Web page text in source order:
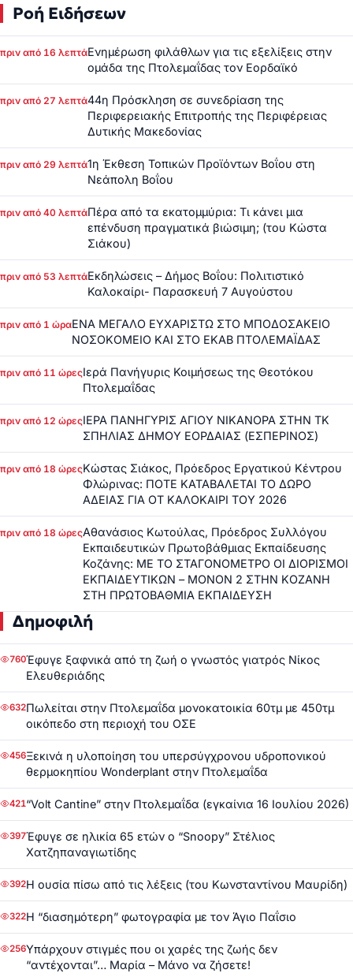
Ροή Ειδήσεων
πριν από 16 λεπτάΕνημέρωση φιλάθλων για τις εξελίξεις στην
ομάδα της Πτολεμαΐδας τον Εορδαϊκό
πριν από 27 λεπτά44η Πρόσκληση σε συνεδρίαση της
Περιφερειακής Επιτροπής της Περιφέρειας
Δυτικής Μακεδονίας
πριν από 29 λεπτά1η Έκθεση Τοπικών Προϊόντων Βοΐου στη
Νεάπολη Βοΐου
πριν από 40 λεπτάΠέρα από τα εκατομμύρια: Τι κάνει μια
επένδυση πραγματικά βιώσιμη; (του Κώστα
Σιάκου)
πριν από 53 λεπτάΕκδηλώσεις – Δήμος Βοΐου: Πολιτιστικό
Καλοκαίρι- Παρασκευή 7 Αυγούστου
πριν από 1 ώραΕΝΑ ΜΕΓΑΛΟ ΕΥΧΑΡΙΣΤΩ ΣΤΟ ΜΠΟΔΟΣΑΚΕΙΟ
ΝΟΣΟΚΟΜΕΙΟ ΚΑΙ ΣΤΟ ΕΚΑΒ ΠΤΟΛΕΜΑΪΔΑΣ
πριν από 11 ώρεςΙερά Πανήγυρις Κοιμήσεως της Θεοτόκου
Πτολεμαΐδας
πριν από 12 ώρεςΙΕΡΑ ΠΑΝΗΓΥΡΙΣ ΑΓΙΟΥ ΝΙΚΑΝΟΡΑ ΣΤΗΝ ΤΚ
ΣΠΗΛΙΑΣ ΔΗΜΟΥ ΕΟΡΔΑΙΑΣ (ΕΣΠΕΡΙΝΟΣ)
πριν από 18 ώρεςΚώστας Σιάκος, Πρόεδρος Εργατικού Κέντρου
Φλώρινας: ΠΟΤΕ ΚΑΤΑΒΑΛΕΤΑΙ ΤΟ ΔΩΡΟ
ΑΔΕΙΑΣ ΓΙΑ ΟΤ ΚΑΛΟΚΑΙΡΙ ΤΟΥ 2026
πριν από 18 ώρεςΑθανάσιος Κωτούλας, Πρόεδρος Συλλόγου
Εκπαιδευτικών Πρωτοβάθμιας Εκπαίδευσης
Κοζάνης: ΜΕ ΤΟ ΣΤΑΓΟΝΟΜΕΤΡΟ ΟΙ ΔΙΟΡΙΣΜΟΙ
ΕΚΠΑΙΔΕΥΤΙΚΩΝ – ΜΟΝΟΝ 2 ΣΤΗΝ ΚΟΖΑΝΗ
ΣΤΗ ΠΡΩΤΟΒΑΘΜΙΑ ΕΚΠΑΙΔΕΥΣΗ
Δημοφιλή
760Έφυγε ξαφνικά από τη ζωή ο γνωστός γιατρός Νίκος
Ελευθεριάδης
632Πωλείται στην Πτολεμαΐδα μονοκατοικία 60τμ με 450τμ
οικόπεδο στη περιοχή του ΟΣΕ
456Ξεκινά η υλοποίηση του υπερσύγχρονου υδροπονικού
θερμοκηπίου Wonderplant στην Πτολεμαΐδα
421“Volt Cantine” στην Πτολεμαΐδα (εγκαίνια 16 Ιουλίου 2026)
397Έφυγε σε ηλικία 65 ετών ο “Snoopy” Στέλιος
Χατζηπαναγιωτίδης
392Η ουσία πίσω από τις λέξεις (του Κωνσταντίνου Μαυρίδη)
322Η “διασημότερη” φωτογραφία με τον Άγιο Παΐσιο
256Υπάρχουν στιγμές που οι χαρές της ζωής δεν
“αντέχονται”… Μαρία – Μάνο να ζήσετε!